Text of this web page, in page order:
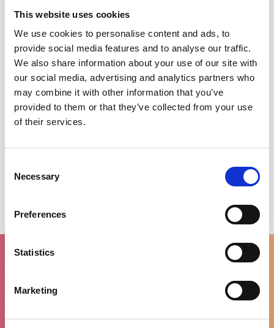
This website uses cookies
We use cookies to personalise content and ads, to
provide social media features and to analyse our traffic.
We also share information about your use of our site with
our social media, advertising and analytics partners who
may combine it with other information that you’ve
provided to them or that they’ve collected from your use
of their services.
Selection
Necessary
Preferences
Statistics
Marketing
vanaf €100